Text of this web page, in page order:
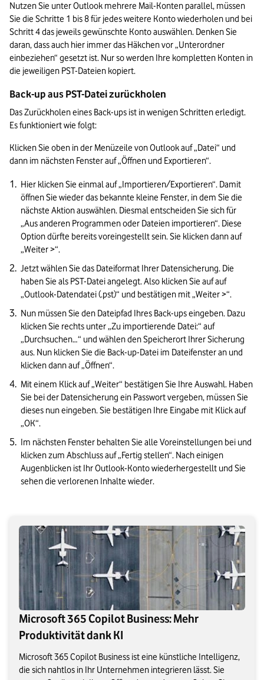
Nutzen Sie unter Outlook mehrere Mail-Konten parallel, müssen
Sie die Schritte 1 bis 8 für jedes weitere Konto wiederholen und bei
Schritt 4 das jeweils gewünschte Konto auswählen. Denken Sie
daran, dass auch hier immer das Häkchen vor „Unterordner
einbeziehen“ gesetzt ist. Nur so werden Ihre kompletten Konten in
die jeweiligen PST-Dateien kopiert.
Back-up aus PST-Datei zurückholen
Das Zurückholen eines Back-ups ist in wenigen Schritten erledigt.
Es funktioniert wie folgt:
Klicken Sie oben in der Menüzeile von Outlook auf „Datei“ und
dann im nächsten Fenster auf „Öffnen und Exportieren“.
Hier klicken Sie einmal auf „Importieren/Exportieren“. Damit
öffnen Sie wieder das bekannte kleine Fenster, in dem Sie die
nächste Aktion auswählen. Diesmal entscheiden Sie sich für
„Aus anderen Programmen oder Dateien importieren“. Diese
Option dürfte bereits voreingestellt sein. Sie klicken dann auf
„Weiter >“.
Jetzt wählen Sie das Dateiformat Ihrer Datensicherung. Die
haben Sie als PST-Datei angelegt. Also klicken Sie auf auf
„Outlook-Datendatei (.pst)“ und bestätigen mit „Weiter >“.
Nun müssen Sie den Dateipfad Ihres Back-ups eingeben. Dazu
klicken Sie rechts unter „Zu importierende Datei:“ auf
„Durchsuchen…“ und wählen den Speicherort Ihrer Sicherung
aus. Nun klicken Sie die Back-up-Datei im Dateifenster an und
klicken dann auf „Öffnen“.
Mit einem Klick auf „Weiter“ bestätigen Sie Ihre Auswahl. Haben
Sie bei der Datensicherung ein Passwort vergeben, müssen Sie
dieses nun eingeben. Sie bestätigen Ihre Eingabe mit Klick auf
„OK“.
Im nächsten Fenster behalten Sie alle Voreinstellungen bei und
klicken zum Abschluss auf „Fertig stellen“. Nach einigen
Augenblicken ist Ihr Outlook-Konto wiederhergestellt und Sie
sehen die verlorenen Inhalte wieder.
Microsoft 365 Copilot Business: Mehr
Produktivität dank KI
Microsoft 365 Copilot Business ist eine künstliche Intelligenz,
die sich nahtlos in Ihr Unternehmen integrieren lässt. Sie